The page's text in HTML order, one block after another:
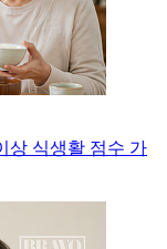
상 식생활 점수 가